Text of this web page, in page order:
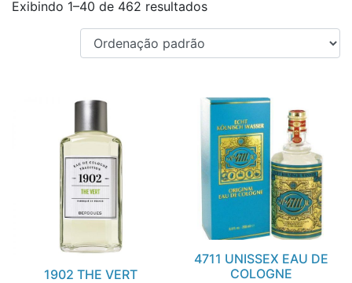
Exibindo 1–40 de 462 resultados
1902 THE VERT
4711 UNISSEX EAU DE
COLOGNE